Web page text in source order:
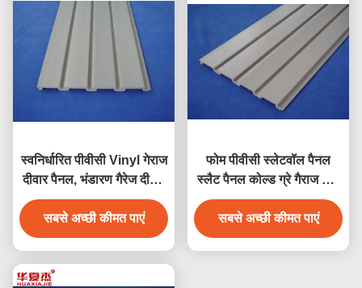
स्वनिर्धारित पीवीसी Vinyl गेराज
दीवार पैनल, भंडारण गैरेज दीवार
चौखटा
सबसे अच्छी कीमत पाएं
फोम पीवीसी स्लेटवॉल पैनल
स्लैट पैनल कोल्ड ग्रे गैराज वॉल
पैनल
सबसे अच्छी कीमत पाएं